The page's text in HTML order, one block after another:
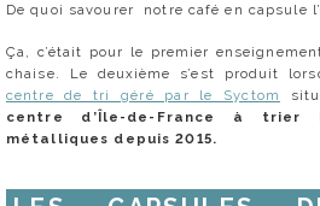
De quoi savourer notre café en capsule
Ça, c’était pour le premier
chaise. Le deuxième s’est produit
centre de tri géré par le Syctom
centre d’Île-de-France à trier
métalliques depuis 2015.